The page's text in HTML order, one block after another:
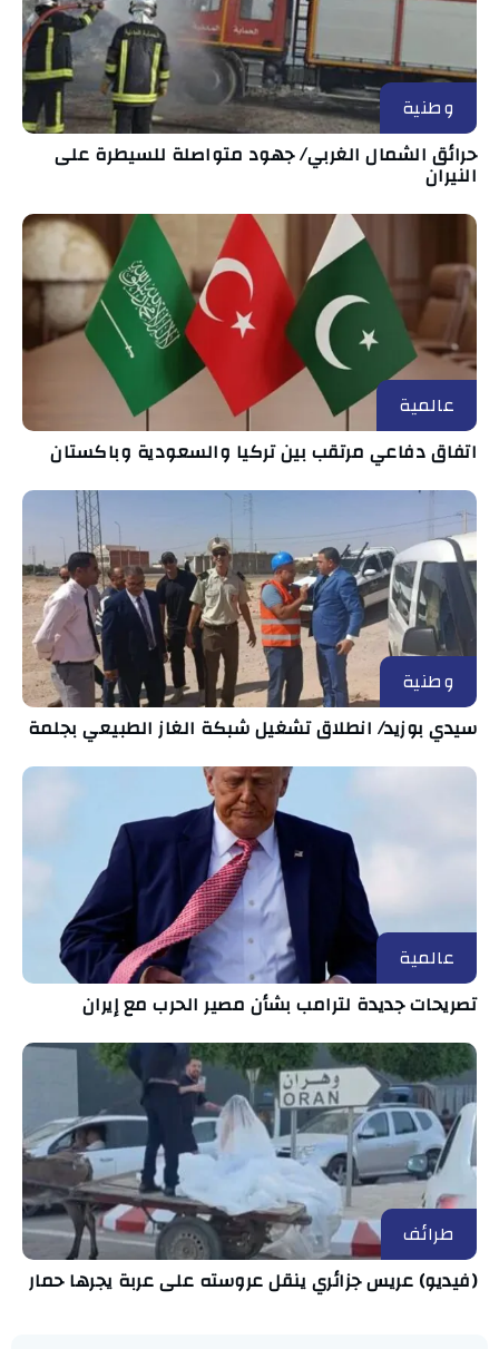
وطنية
حرائق الشمال الغربي/ جهود متواصلة للسيطرة على
النيران
عالمية
اتفاق دفاعي مرتقب بين تركيا والسعودية وباكستان
وطنية
سيدي بوزيد/ انطلاق تشغيل شبكة الغاز الطبيعي بجلمة
عالمية
تصريحات جديدة لترامب بشأن مصير الحرب مع إيران
طرائف
(فيديو) عريس جزائري ينقل عروسته على عربة يجرها حمار